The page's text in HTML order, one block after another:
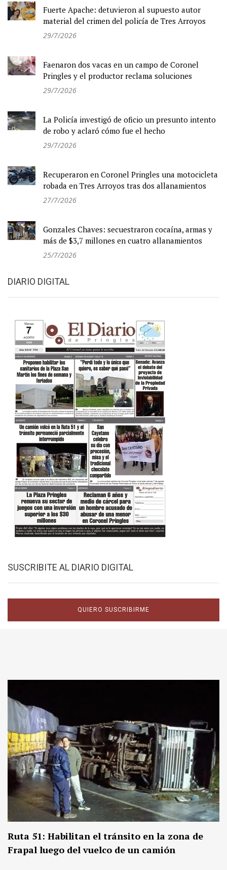
Fuerte Apache: detuvieron al supuesto autor
material del crimen del policía de Tres Arroyos
29/7/2026
Faenaron dos vacas en un campo de Coronel
Pringles y el productor reclama soluciones
29/7/2026
La Policía investigó de oficio un presunto intento
de robo y aclaró cómo fue el hecho
29/7/2026
Recuperaron en Coronel Pringles una motocicleta
robada en Tres Arroyos tras dos allanamientos
27/7/2026
Gonzales Chaves: secuestraron cocaína, armas y
más de $3,7 millones en cuatro allanamientos
25/7/2026
DIARIO DIGITAL
SUSCRIBITE AL DIARIO DIGITAL
QUIERO SUSCRIBIRME
Ruta 51: Habilitan el tránsito en la zona de
Frapal luego del vuelco de un camión